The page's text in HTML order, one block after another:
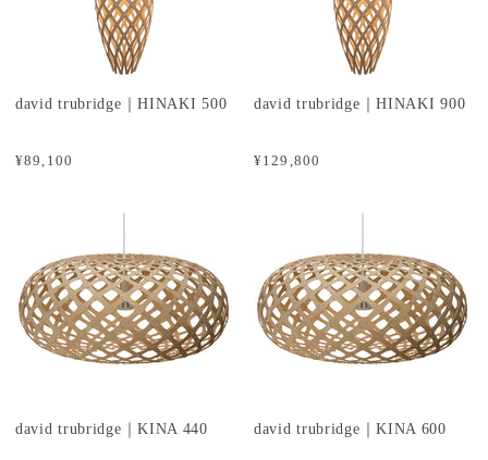
¥89,100
david trubridge｜HINAKI 500
¥129,800
david trubridge｜HINAKI 900
david trubridge｜KINA 440 david trubridge｜KINA 600